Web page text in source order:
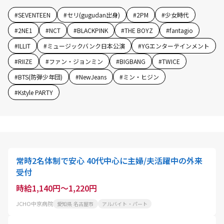
#SEVENTEEN #セリ(gugudan出身) #2PM #少女時代
#2NE1 #NCT #BLACKPINK #THE BOYZ #fantagio
#ILLIT #ミュージックバンク日本公演 #YGエンターテインメント
#RIIZE #ファン・ジョンミン #BIGBANG #TWICE
#BTS(防弾少年団) #NewJeans #ミン・ヒジン
#Kstyle PARTY
常時2名体制で安心 40代中心に主婦/夫活躍中の外来
受付
時給1,140円～1,220円
JCHO中京病院 愛知県 名古屋市 アルバイト・パート